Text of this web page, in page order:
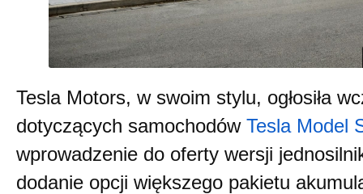
Tesla Motors, w swoim stylu, ogłosiła
dotyczących samochodów Tesla Model
wprowadzenie do oferty wersji
dodanie opcji większego pakietu